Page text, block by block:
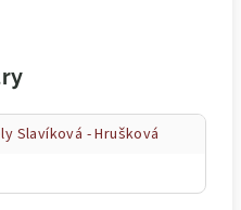
Slavíková - Hrušková